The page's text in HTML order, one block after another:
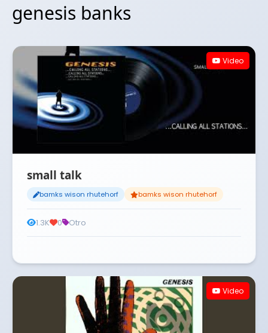
genesis banks
Video
small talk
bamks wison rhutehorf bamks wison rhutehorf
1.3K 0 Otro
Video